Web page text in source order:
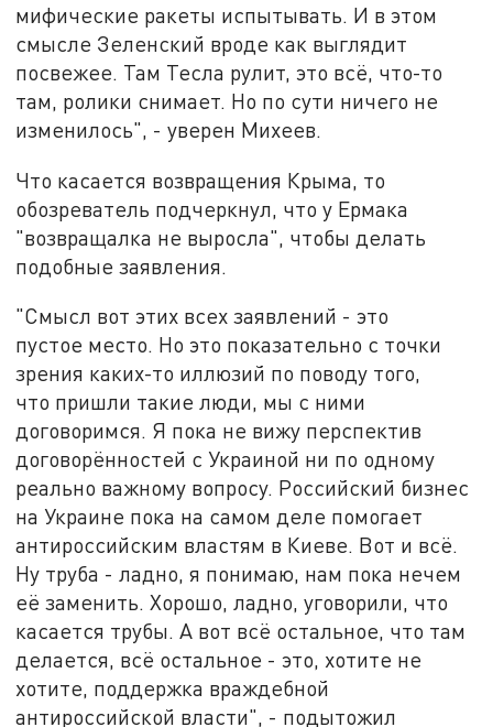
мифические ракеты испытывать. И в этом
смысле Зеленский вроде как выглядит
посвежее. Там Тесла рулит, это всё, что-то
там, ролики снимает. Но по сути ничего не
изменилось", - уверен Михеев.
Что касается возвращения Крыма, то
обозреватель подчеркнул, что у Ермака
"возвращалка не выросла", чтобы делать
подобные заявления.
"Смысл вот этих всех заявлений - это
пустое место. Но это показательно с точки
зрения каких-то иллюзий по поводу того,
что пришли такие люди, мы с ними
договоримся. Я пока не вижу перспектив
договорённостей с Украиной ни по одному
реально важному вопросу. Российский бизнес
на Украине пока на самом деле помогает
антироссийским властям в Киеве. Вот и всё.
Ну труба - ладно, я понимаю, нам пока нечем
её заменить. Хорошо, ладно, уговорили, что
касается трубы. А вот всё остальное, что там
делается, всё остальное - это, хотите не
хотите, поддержка враждебной
антироссийской власти", - подытожил